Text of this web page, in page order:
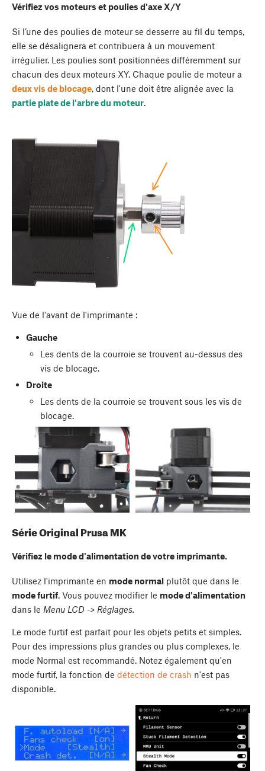
Vérifiez vos moteurs et poulies d'axe X/Y
Si l’une des poulies de moteur se desserre au fil du temps,
elle se désalignera et contribuera à un mouvement
irrégulier. Les poulies sont positionnées différemment sur
chacun des deux moteurs XY. Chaque poulie de moteur a
deux vis de blocage, dont l'une doit être alignée avec la
partie plate de l'arbre du moteur.
Vue de l'avant de l'imprimante :
Gauche
Les dents de la courroie se trouvent au-dessus des
vis de blocage.
Droite
Les dents de la courroie se trouvent sous les vis de
blocage.
Série Original Prusa MK
Vérifiez le mode d'alimentation de votre imprimante.
Utilisez l'imprimante en mode normal plutôt que dans le
mode furtif. Vous pouvez modifier le mode d'alimentation
dans le Menu LCD -> Réglages.
Le mode furtif est parfait pour les objets petits et simples.
Pour des impressions plus grandes ou plus complexes, le
mode Normal est recommandé. Notez également qu'en
mode furtif, la fonction de détection de crash n'est pas
disponible.